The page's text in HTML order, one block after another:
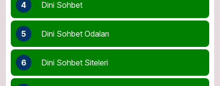
4 Dini Sohbet
5 Dini Sohbet Odaları
6 Dini Sohbet Siteleri